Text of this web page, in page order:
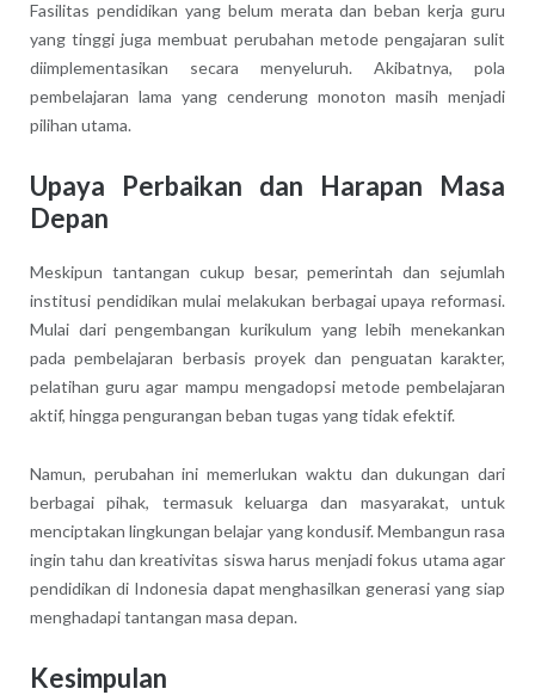
Fasilitas pendidikan yang belum merata dan beban kerja guru
yang tinggi juga membuat perubahan metode pengajaran sulit
diimplementasikan secara menyeluruh. Akibatnya, pola
pembelajaran lama yang cenderung monoton masih menjadi
pilihan utama.
Upaya Perbaikan dan Harapan Masa
Depan
Meskipun tantangan cukup besar, pemerintah dan sejumlah
institusi pendidikan mulai melakukan berbagai upaya reformasi.
Mulai dari pengembangan kurikulum yang lebih menekankan
pada pembelajaran berbasis proyek dan penguatan karakter,
pelatihan guru agar mampu mengadopsi metode pembelajaran
aktif, hingga pengurangan beban tugas yang tidak efektif.
Namun, perubahan ini memerlukan waktu dan dukungan dari
berbagai pihak, termasuk keluarga dan masyarakat, untuk
menciptakan lingkungan belajar yang kondusif. Membangun rasa
ingin tahu dan kreativitas siswa harus menjadi fokus utama agar
pendidikan di Indonesia dapat menghasilkan generasi yang siap
menghadapi tantangan masa depan.
Kesimpulan